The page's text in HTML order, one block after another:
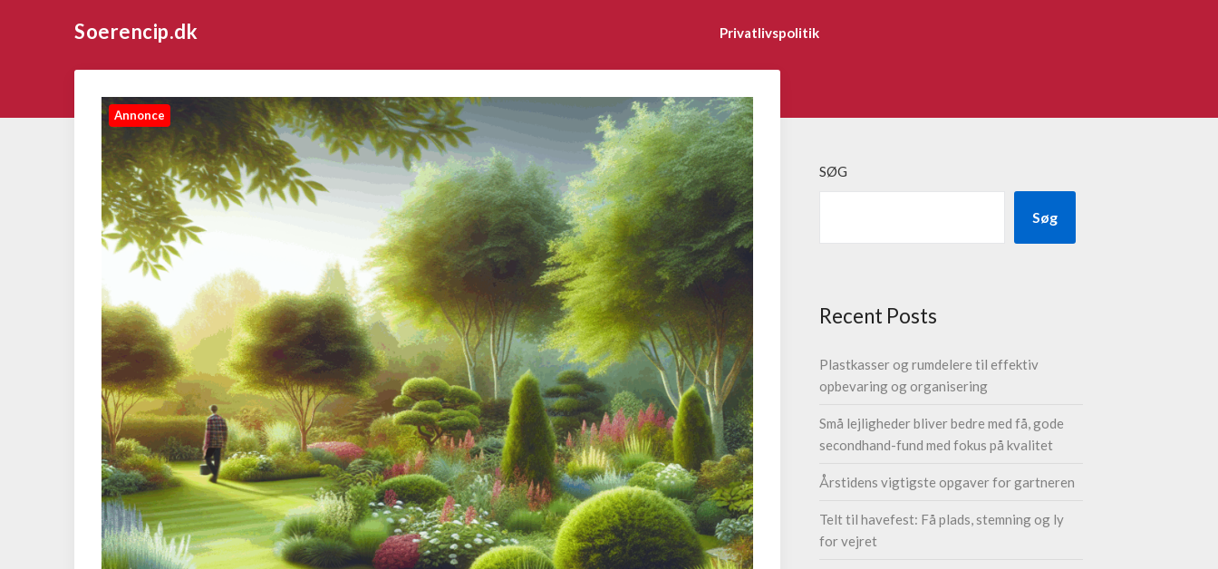
Soerencip.dk Privatlivspolitik
Annonce
SØG
Søg
Recent Posts
Plastkasser og rumdelere til effektiv
opbevaring og organisering
Små lejligheder bliver bedre med få, gode
secondhand-fund med fokus på kvalitet
Årstidens vigtigste opgaver for gartneren
Telt til havefest: Få plads, stemning og ly
for vejret